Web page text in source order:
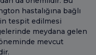
hastalığına bağlı
tespit edilmesi
meydana gelen
mevcut